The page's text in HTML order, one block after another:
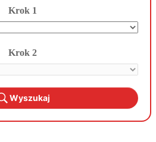
Krok 1
Krok 2
Wyszukaj